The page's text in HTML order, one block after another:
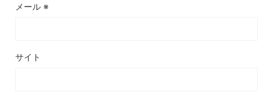
メール ※
サイト